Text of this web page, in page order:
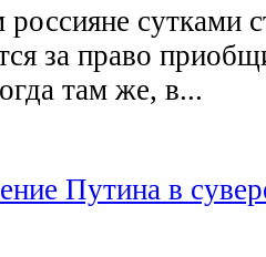
сутками
за право
там же, в...
Путина в